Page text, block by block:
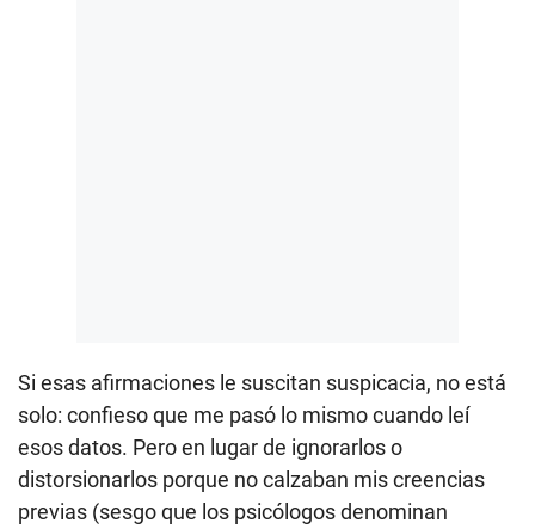
Si esas afirmaciones le suscitan suspicacia, no está
solo: confieso que me pasó lo mismo cuando leí
esos datos. Pero en lugar de ignorarlos o
distorsionarlos porque no calzaban mis creencias
previas (sesgo que los psicólogos denominan